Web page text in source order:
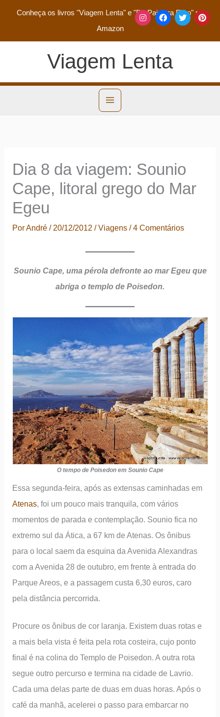
Conheça os livros "Viagem Lenta" e "De Pai para Filho"na
Amazon
Viagem Lenta
Dia 8 da viagem: Sounio
Cape, litoral grego do Mar
Egeu
PorAndré/ 20/12/2012/Viagens /4 Comentários
Sounio Cape, uma pérola defronte ao mar Egeu que
abriga o templo de Poisedon.
O tempo de Poisedon em Sounio Cape
Essa segunda-feira, após as extensas caminhadas em
Atenas, foi um pouco mais tranquila, com vários
momentos de parada e contemplação. Sounio fica no
extremo sul da Ática, a 67 km de Atenas. Os ônibus
para o local saem da esquina da Avenida Alexandras
com a Avenida 28 de outubro, em frente à entrada do
Parque Areos, e a passagem custa 6,30 euros, caro
pela distância percorrida.
Procure os ônibus de cor laranja. Existem duas rotas e
a mais bela vista é feita pela rota costeira, cujo ponto
final é na colina do Templo de Poisedon. A outra rota
segue outro percurso e termina na cidade de Lavrio.
Cada uma delas parte de duas em duas horas. Após o
café da manhã, acelerei o passo para embarcar no